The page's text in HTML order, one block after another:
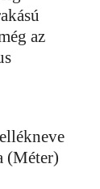
az
(Méter)